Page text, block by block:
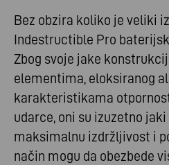
Bez obzira koliko je veliki
Indestructible Pro
Zbog svoje jake
elementima, eloksiranog
karakteristikama
udarce, oni su izuzetno
maksimalnu izdržljivost i
način mogu da obezbede